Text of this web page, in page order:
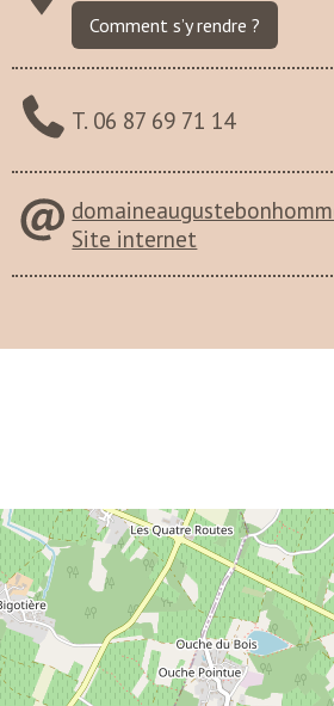
Comment s’y rendre ?
T. 06 87 69 71 14
Site internet